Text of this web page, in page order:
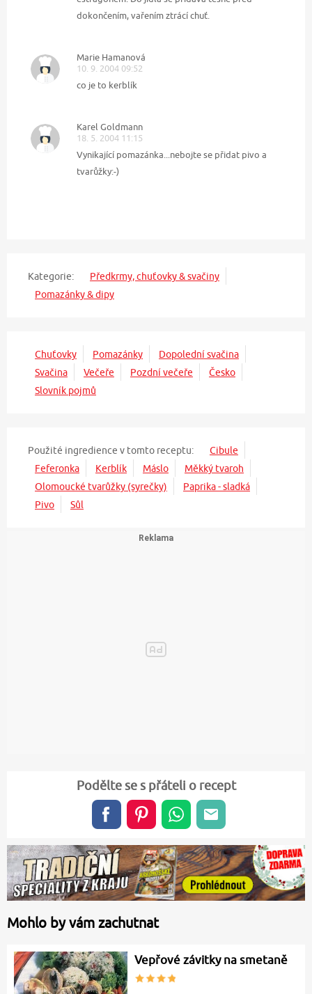
dokončením, vařením ztrácí chuť.
Marie Hamanová
10. 9. 2004 09:52
co je to kerblík
Karel Goldmann
18. 5. 2004 11:15
Vynikající pomazánka...nebojte se přidat pivo a
tvarůžky:-)
Kategorie:
Předkrmy, chuťovky & svačiny
Pomazánky & dipy
Chuťovky Pomazánky
Dopolední svačina
Svačina
Večeře Pozdní večeře
Česko
Slovník pojmů
Použité ingredience v tomto receptu:
Cibule
Feferonka
Kerblík Máslo
Měkký tvaroh
Olomoucké tvarůžky (syrečky)
Paprika - sladká
Pivo
Sůl
Podělte se s přáteli o recept
Mohlo by vám zachutnat
Vepřové závitky na smetaně